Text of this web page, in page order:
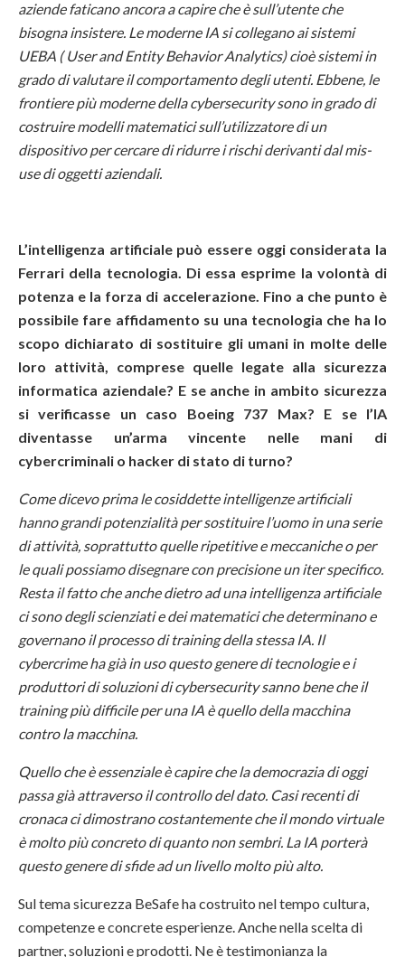
aziende faticano ancora a capire che è sull’utente che
bisogna insistere. Le moderne IA si collegano ai sistemi
UEBA ( User and Entity Behavior Analytics) cioè sistemi in
grado di valutare il comportamento degli utenti. Ebbene, le
frontiere più moderne della cybersecurity sono in grado di
costruire modelli matematici sull’utilizzatore di un
dispositivo per cercare di ridurre i rischi derivanti dal mis-
use di oggetti aziendali.
L’intelligenza artificiale può essere oggi considerata la
Ferrari della tecnologia. Di essa esprime la volontà di
potenza e la forza di accelerazione. Fino a che punto è
possibile fare affidamento su una tecnologia che ha lo
scopo dichiarato di sostituire gli umani in molte delle
loro attività, comprese quelle legate alla sicurezza
informatica aziendale? E se anche in ambito sicurezza
si verificasse un caso Boeing 737 Max? E se l’IA
diventasse un’arma vincente nelle mani di
cybercriminali o hacker di stato di turno?
Come dicevo prima le cosiddette intelligenze artificiali
hanno grandi potenzialità per sostituire l’uomo in una serie
di attività, soprattutto quelle ripetitive e meccaniche o per
le quali possiamo disegnare con precisione un iter specifico.
Resta il fatto che anche dietro ad una intelligenza artificiale
ci sono degli scienziati e dei matematici che determinano e
governano il processo di training della stessa IA. Il
cybercrime ha già in uso questo genere di tecnologie e i
produttori di soluzioni di cybersecurity sanno bene che il
training più difficile per una IA è quello della macchina
contro la macchina.
Quello che è essenziale è capire che la democrazia di oggi
passa già attraverso il controllo del dato. Casi recenti di
cronaca ci dimostrano costantemente che il mondo virtuale
è molto più concreto di quanto non sembri. La IA porterà
questo genere di sfide ad un livello molto più alto.
Sul tema sicurezza BeSafe ha costruito nel tempo cultura,
competenze e concrete esperienze. Anche nella scelta di
partner, soluzioni e prodotti. Ne è testimonianza la